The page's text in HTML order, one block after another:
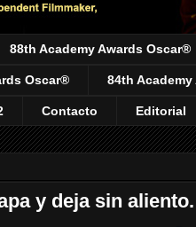
88th Academy Awards Oscar®
Oscar® 84th
Contacto Editorial
y deja sin aliento.